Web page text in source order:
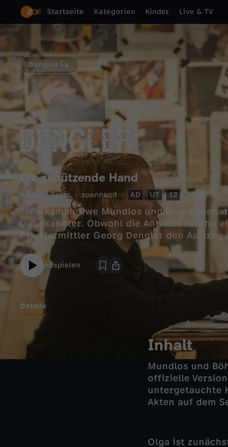
Startseite Kategorien Kinder Live & TV
Dengler
Die schützende Hand
Krimi Serie spannend AD UT 12 89 Min.
"Wie kamen Uwe Mundlos und Uwe
Unbekannter. Obwohl die Antwort für ihn
Privatermittler Georg Dengler den Auftrag
Abspielen
Details
Inhalt
Mundlos und
offizielle
untergetauchte
Akten auf dem
Olga ist